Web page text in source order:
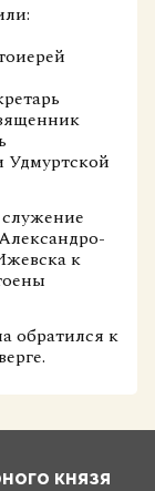
Удмуртской
к
обратился к
князя